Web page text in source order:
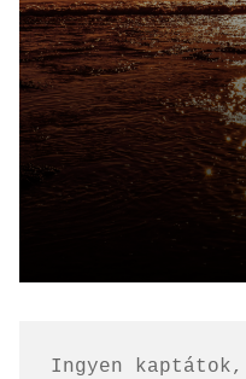
Ingyen kaptátok,